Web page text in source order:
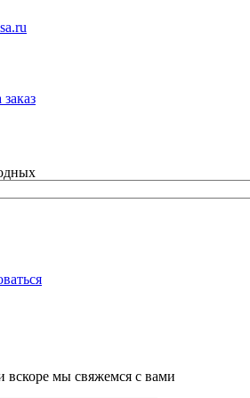
мы свяжемся с вами